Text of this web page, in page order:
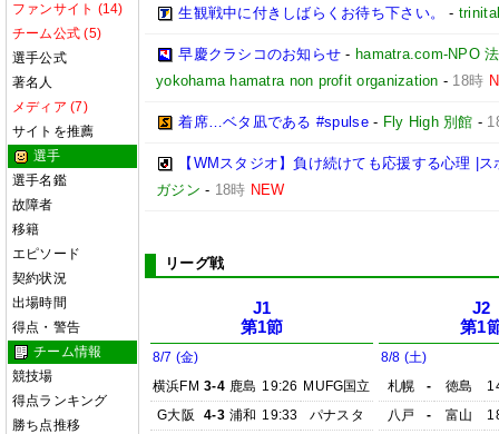
ファンサイト (14)
チーム公式 (5)
選手公式
著名人
メディア (7)
サイトを推薦
選手
選手名鑑
故障者
移籍
エピソード
契約状況
出場時間
得点・警告
チーム情報
競技場
得点ランキング
勝ち点推移
生観戦中に付きしばらくお待ち下さい。 -
早慶クラシコのお知らせ - hamatra.com-NPO
yokohama hamatra non profit organization - 18時
着席…ベタ凪である #spulse- Fly High 別館 -
【WMスタジオ】負け続けても応援する心理 |
ガジン - 18時 NEW
リーグ戦
J1
第1節
8/7 (金)
横浜FM 3-4 鹿島 19:26 MUFG国立
G大阪
4-3 浦和 19:33
パナスタ
J2
第1
8/8 (土)
札幌
- 徳島
八戸
- 富山